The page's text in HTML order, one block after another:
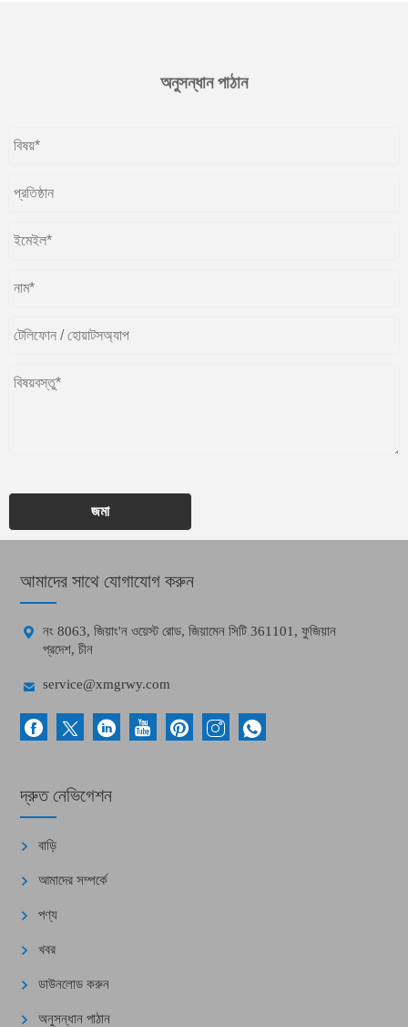
অনুসন্ধান পাঠান
জমা
আমাদের সাথে যোগাযোগ করুন

নং 8063, জিয়াং'ন ওয়েস্ট রোড, জিয়ামেন সিটি 361101, ফুজিয়ান
প্রদেশ, চীন
 service@xmgrwy.com
দ্রুত নেভিগেশন
বাড়ি
আমাদের সম্পর্কে
পণ্য
খবর
ডাউনলোড করুন
অনুসন্ধান পাঠান